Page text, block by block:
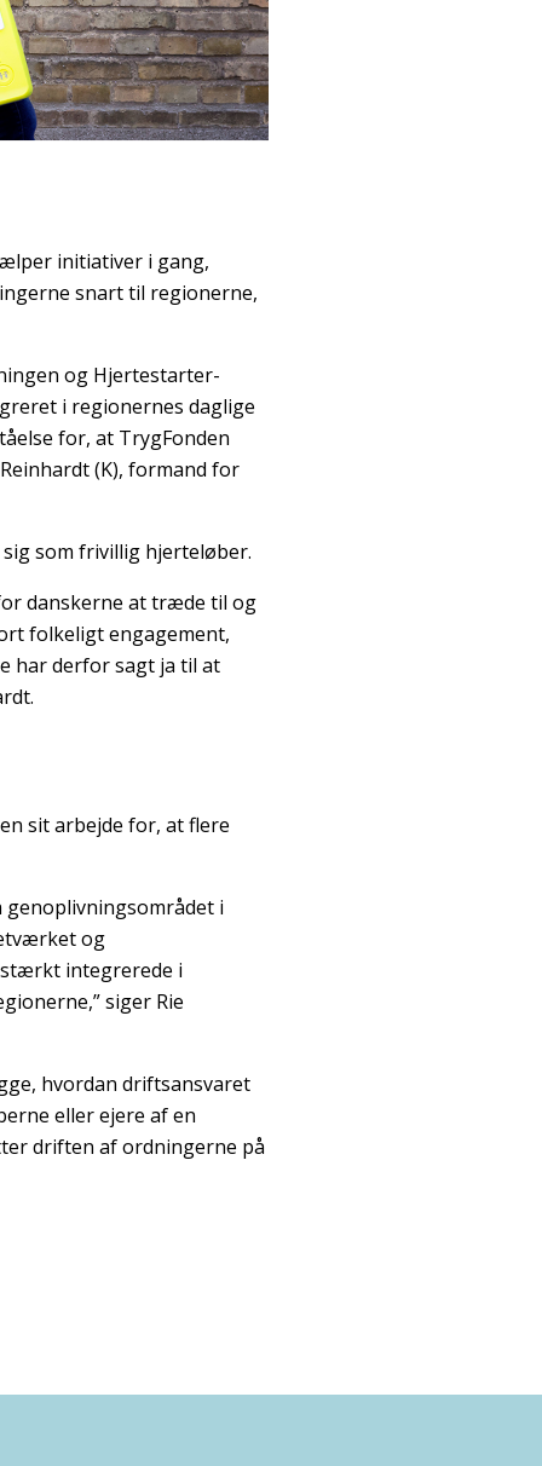
initiativer i gang,
snart til regionerne,
og Hjertestarter-
i regionernes daglige
for, at TrygFonden
(K), formand for
sig som frivillig hjerteløber.
danskerne at træde til og
folkeligt engagement,
har derfor sagt ja til at
sit arbejde for, at flere
i
og
integrerede i
siger Rie
hvordan driftsansvaret
eller ejere af en
driften af ordningerne på